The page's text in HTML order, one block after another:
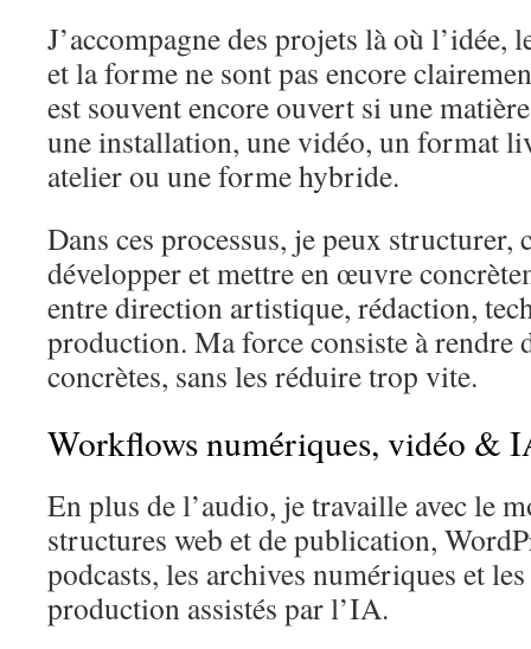
J’accompagne des projets là où l’idée,
et la forme ne sont pas encore
est souvent encore ouvert si une
une installation, une vidéo, un format
atelier ou une forme hybride.
Dans ces processus, je peux structurer,
développer et mettre en œuvre
entre direction artistique, rédaction,
production. Ma force consiste à rendre
concrètes, sans les réduire trop vite.
Workflows numériques, vidéo &
En plus de l’audio, je travaille avec le
structures web et de publication,
podcasts, les archives numériques et
production assistés par l’IA.